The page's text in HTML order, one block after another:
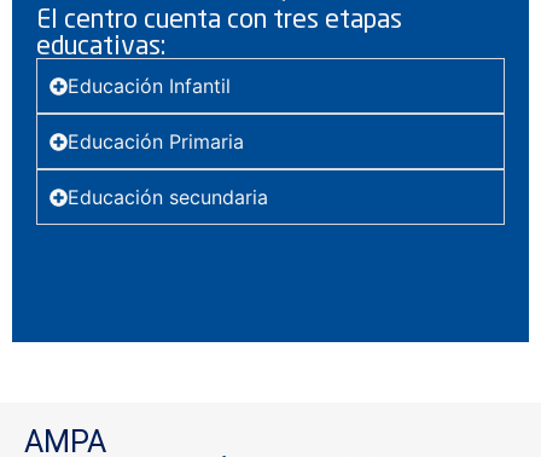
El centro cuenta con tres etapas
educativas:
Educación Infantil
Educación Primaria
Educación secundaria
AMPA